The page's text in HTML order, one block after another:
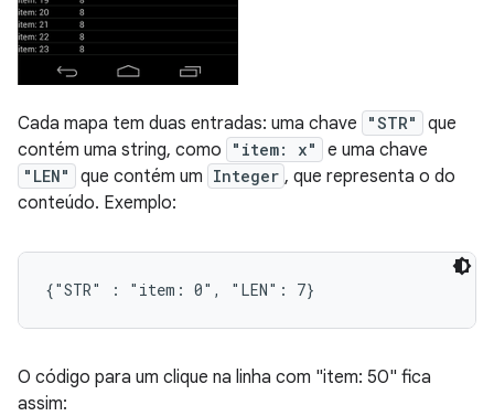
Cada mapa tem duas entradas: uma chave "STR"
que
contém uma string, como
"item: x" e uma chave
"LEN" que contém um Integer , que representa o do
conteúdo. Exemplo:
O código para um clique na linha com "item: 50" fica
assim: